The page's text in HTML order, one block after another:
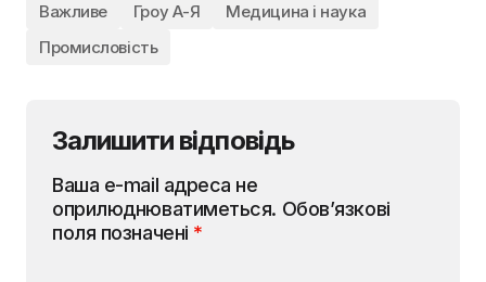
Важливе Гроу А-Я
Медицина і наука
Промисловість
Залишити відповідь
Ваша e-mail адреса не
оприлюднюватиметься. Обов’язкові
поля позначені *